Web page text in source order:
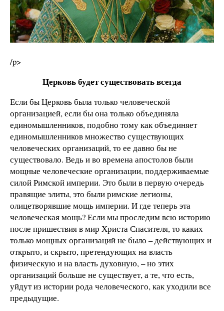
/p>
Церковь будет существовать всегда
Если бы Церковь была только человеческой
организацией, если бы она только объединяла
единомышленников, подобно тому как объединяет
единомышленников множество существующих
человеческих организаций, то ее давно бы не
существовало. Ведь и во времена апостолов были
мощные человеческие организации, поддерживаемые
силой Римской империи. Это были в первую очередь
правящие элиты, это были римские легионы,
олицетворявшие мощь империи. И где теперь эта
человеческая мощь? Если мы проследим всю историю
после пришествия в мир Христа Спасителя, то каких
только мощных организаций не было – действующих и
открыто, и скрыто, претендующих на власть
физическую и на власть духовную, – но этих
организаций больше не существует, а те, что есть,
уйдут из истории рода человеческого, как уходили все
предыдущие.